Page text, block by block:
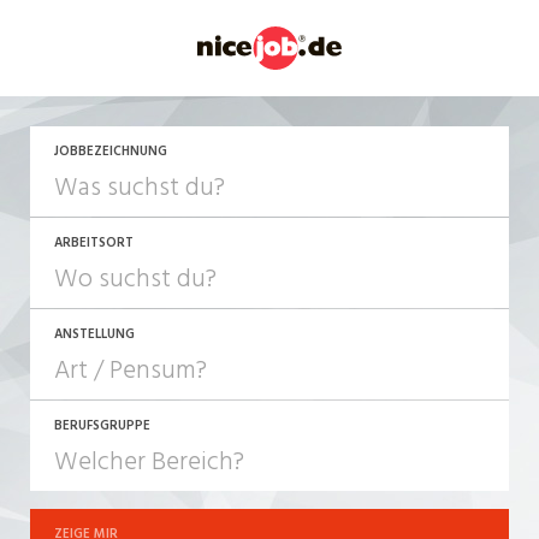
JOBBEZEICHNUNG
ARBEITSORT
ANSTELLUNG
JOB-TYP
Festanstellung
BERUFSGRUPPE
ZEIGE MIR